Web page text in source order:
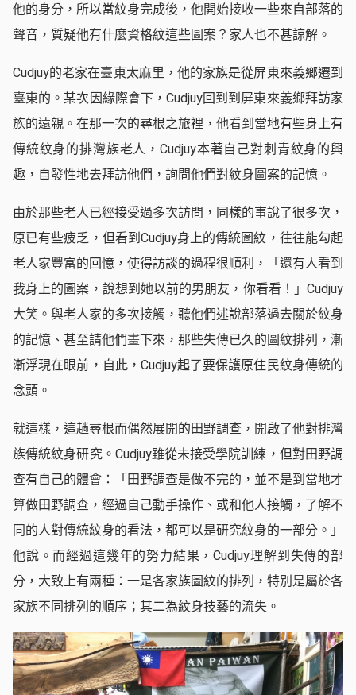
他的身分，所以當紋身完成後，他開始接收一些來自部落的
聲音，質疑他有什麼資格紋這些圖案？家人也不甚諒解。
Cudjuy的老家在臺東太麻里，他的家族是從屏東來義鄉遷到
臺東的。某次因緣際會下，Cudjuy回到到屏東來義鄉拜訪家
族的遠親。在那一次的尋根之旅裡，他看到當地有些身上有
傳統紋身的排灣族老人，Cudjuy本著自己對刺青紋身的興
趣，自發性地去拜訪他們，詢問他們對紋身圖案的記憶。
由於那些老人已經接受過多次訪問，同樣的事說了很多次，
原已有些疲乏，但看到Cudjuy身上的傳統圖紋，往往能勾起
老人家豐富的回憶，使得訪談的過程很順利，「還有人看到
我身上的圖案，說想到她以前的男朋友，你看看！」Cudjuy
大笑。與老人家的多次接觸，聽他們述說部落過去關於紋身
的記憶、甚至請他們畫下來，那些失傳已久的圖紋排列，漸
漸浮現在眼前，自此，Cudjuy起了要保護原住民紋身傳統的
念頭。
就這樣，這趟尋根而偶然展開的田野調查，開啟了他對排灣
族傳統紋身研究。Cudjuy雖從未接受學院訓練，但對田野調
查有自己的體會：「田野調查是做不完的，並不是到當地才
算做田野調查，經過自己動手操作、或和他人接觸，了解不
同的人對傳統紋身的看法，都可以是研究紋身的一部分。」
他說。而經過這幾年的努力結果，Cudjuy理解到失傳的部
分，大致上有兩種：一是各家族圖紋的排列，特別是屬於各
家族不同排列的順序；其二為紋身技藝的流失。